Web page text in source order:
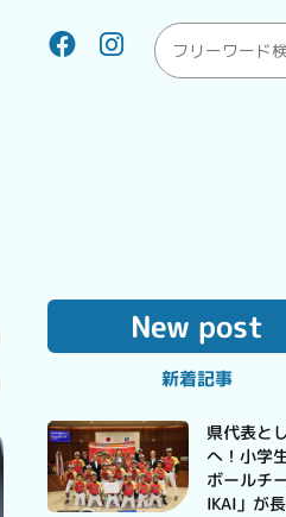
New post
新着記事
県代表と
へ！小学
ボールチ
IKAI」が